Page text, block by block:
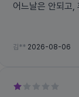
어느날은 안되고,
김** 2026-08-06